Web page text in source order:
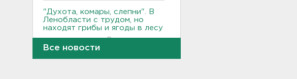
"Духота, комары, слепни". В
Ленобласти с трудом, но
находят грибы и ягоды в лесу
Все новости